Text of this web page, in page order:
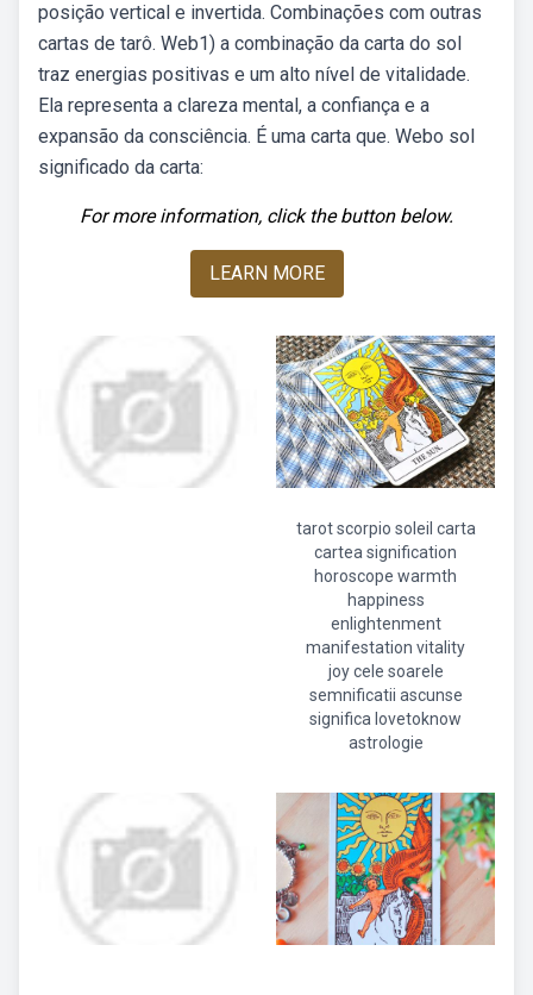
posição vertical e invertida. Combinações com outras
cartas de tarô. Web1) a combinação da carta do sol
traz energias positivas e um alto nível de vitalidade.
Ela representa a clareza mental, a confiança e a
expansão da consciência. É uma carta que. Webo sol
significado da carta:
For more information, click the button below.
LEARN MORE
tarot scorpio soleil carta
cartea signification
horoscope warmth
happiness
enlightenment
manifestation vitality
joy cele soarele
semnificatii ascunse
significa lovetoknow
astrologie